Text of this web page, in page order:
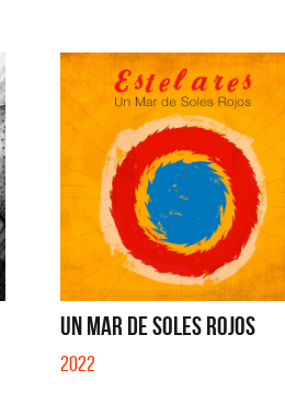
UN MAR DE SOLES ROJOS
2022
Benito Cerati
EN EL CIBER (LADO BE) - EP